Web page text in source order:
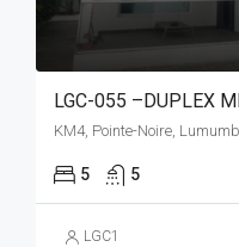
5 5
LGC1